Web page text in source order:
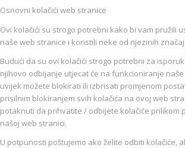
Osnovni kolačići web stranice
Ovi kolačići su strogo potrebni kako bi vam pružili
naše web stranice i koristili neke od njezinih
Budući da su ovi kolačići strogo potrebni za
njihovo odbijanje utjecat će na funkcioniranje
uvijek možete blokirati ili izbrisati promjenom
prisilnim blokiranjem svih kolačića na ovoj web
potaknuti da prihvatite / odbijete kolačiće prilikom
našoj web stranici.
U potpunosti poštujemo ako želite odbiti kolačiće,